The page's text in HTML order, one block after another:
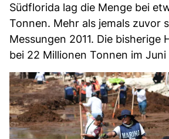
Südflorida lag die Menge bei
Tonnen. Mehr als jemals zuvor
Messungen 2011. Die bisherige
bei 22 Millionen Tonnen im Juni